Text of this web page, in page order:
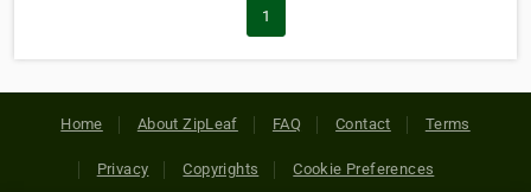
1
Home About ZipLeaf FAQ Contact Terms
Privacy Copyrights Cookie Preferences